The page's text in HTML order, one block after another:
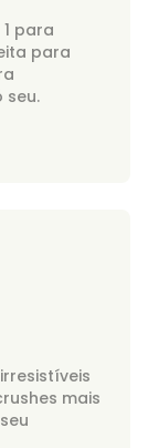
para
para
seu.
mais